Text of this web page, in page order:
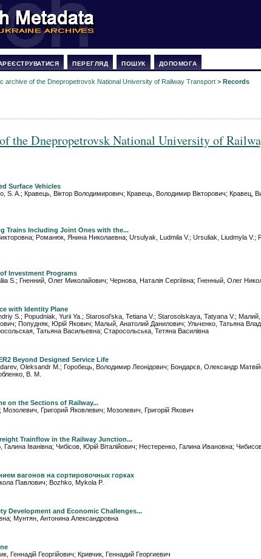
ПЕРЕГЛЯД ПОШУК ДОПОМОГА
archive of the Dnepropetrovsk National University of Railway Transport >Records
the Dnepropetrovsk National University of
Surface Vehicles
S. A.; Кравець, Віктор Володимирович; Кравець, Володимир Вікторович; Кравец,
Trains Including Joint Ones with the...
Романюк, Янина Николаевна; Ursulyak, Ludmila V.; Ursuliak, Liudmyla V.;
Investment Programs
S.; Гненний, Олег Миколайович; Чернова, Наталія Сергіївна; Гненный, Олег
with Identity Plane
S.; Popudniak, Yurii Ya.; Starosol’ska, Tetiana V.; Starosolskaya, Tatyana V.; Малий,
Попудняк, Юрій Якович; Малый, Анатолий Данилович; Ульченко, Татьяна
Татьяна Васильевна; Старосольська, Тетяна Василівна
Beyond Designed Service Life
Oleksandr M.; Горобець, Володимир Леонідович; Бондарєв, Олександр
В. М.
on the Sections of Railway...
Григорий Яковлевич; Мозолевич, Григорій Якович
Trainflow in the Railway Junction...
Іванівна; Чибісов, Юрій Віталійович; Нестеренко, Галина Ивановна;
вагонов на сортировочных горках
Павлович; Bozhko, Mykola P.
Development and Economic Challenges...
Мунтян, Антонина Александровна
Георгійович; Кривчик, Геннадий Георгиевич